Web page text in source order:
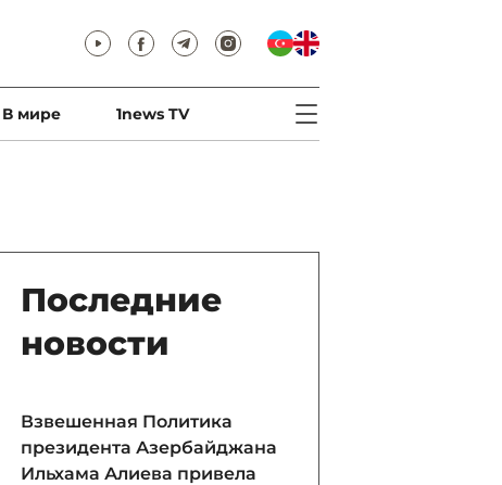
В мире 1news TV
Последние
новости
Взвешенная Политика
президента Азербайджана
Ильхама Алиева привела